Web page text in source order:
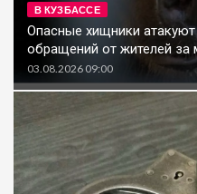
В КУЗБАССЕ
Опасные хищники атакуют
обращений от жителей за
03.08.2026 09:00